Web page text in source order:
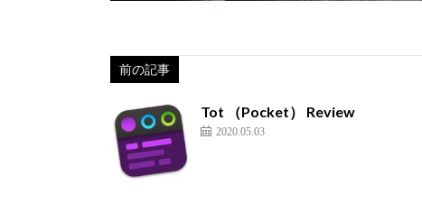
前の記事
Tot （Pocket） Review
2020.05.03